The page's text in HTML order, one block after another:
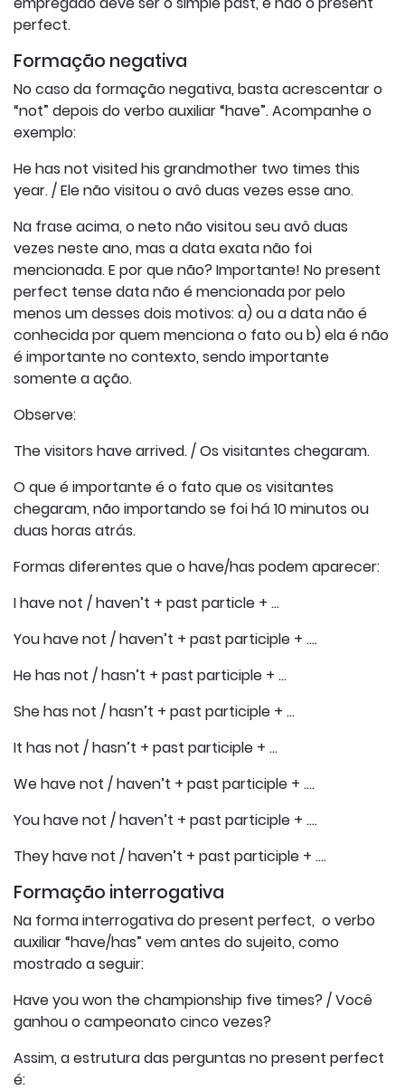
perfect.
Formação negativa
No caso da formação negativa, basta acrescentar o
“not” depois do verbo auxiliar “have”. Acompanhe o
exemplo:
He has not visited his grandmother two times this
year. / Ele não visitou o avô duas vezes esse ano.
Na frase acima, o neto não visitou seu avô duas
vezes neste ano, mas a data exata não foi
mencionada. E por que não? Importante! No present
perfect tense data não é mencionada por pelo
menos um desses dois motivos: a) ou a data não é
conhecida por quem menciona o fato ou b) ela é não
é importante no contexto, sendo importante
somente a ação.
Observe:
The visitors have arrived. / Os visitantes chegaram.
O que é importante é o fato que os visitantes
chegaram, não importando se foi há 10 minutos ou
duas horas atrás.
Formas diferentes que o have/has podem aparecer:
I have not / haven’t + past particle + …
You have not / haven’t + past participle + ….
He has not / hasn’t + past participle + …
She has not / hasn’t + past participle + …
It has not / hasn’t + past participle + …
We have not / haven’t + past participle + ….
You have not / haven’t + past participle + ….
They have not / haven’t + past participle + ….
Formação interrogativa
Na forma interrogativa do present perfect, o verbo
auxiliar “have/has” vem antes do sujeito, como
mostrado a seguir:
Have you won the championship five times? / Você
ganhou o campeonato cinco vezes?
Assim, a estrutura das perguntas no present perfect
é: